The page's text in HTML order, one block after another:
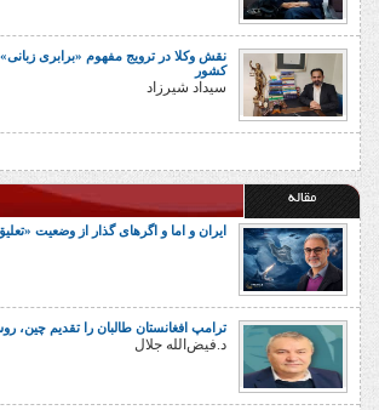
نقش وکلا در ترویج مفهوم «برابری
کشور
سیداد شیرزاد
مقاله
ایران و اما و اگرهای گذار از وضعیت
ترامپ افغانستان طالبان را تقدیم چین،
د.فیض‌الله جلال